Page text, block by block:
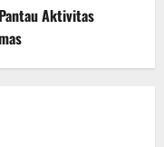
Aktivitas